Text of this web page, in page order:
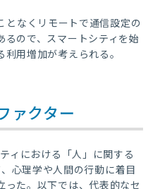
となくリモートで通信設定の
ので、スマートシティを始
用増加が考えられる。
ァクター
ィにおける「人」に関する
心理学や人間の行動に着目
った。以下では、代表的なセ